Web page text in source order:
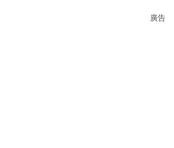
廣告